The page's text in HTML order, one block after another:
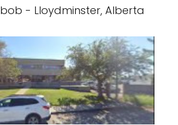
- Lloydminster, Alberta